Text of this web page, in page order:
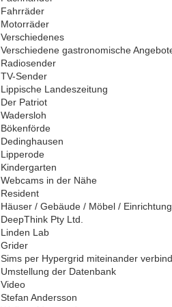
Fahrräder
Motorräder
Verschiedenes
Verschiedene gastronomische
Radiosender
TV-Sender
Lippische Landeszeitung
Der Patriot
Wadersloh
Bökenförde
Dedinghausen
Lipperode
Kindergarten
Webcams in der Nähe
Resident
Häuser / Gebäude / Möbel /
DeepThink Pty Ltd.
Linden Lab
Grider
Sims per Hypergrid miteinander
Umstellung der Datenbank
Video
Stefan Andersson